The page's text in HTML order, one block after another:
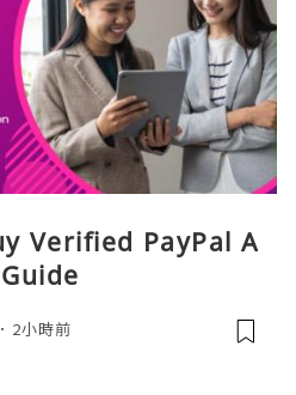
Verified PayPal A
2小時前